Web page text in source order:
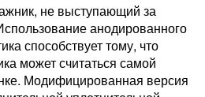
не выступающий за
анодированного
способствует тому, что
может считаться самой
Модифицированная версия